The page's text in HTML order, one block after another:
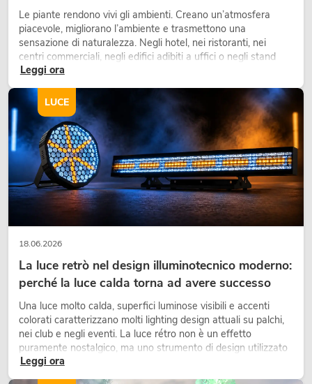
Le piante rendono vivi gli ambienti. Creano un’atmosfera
piacevole, migliorano l’ambiente e trasmettono una
sensazione di naturalezza. Negli hotel, nei ristoranti, nei
centri commerciali, negli edifici adibiti a uffici o negli stand
fieristici, una vegetazione di alta qualità è ormai parte
integrante dei moderni progetti di arredamento.
Leggi ora
18.06.2026
La luce retrò nel design illuminotecnico moderno:
perché la luce calda torna ad avere successo
Una luce molto calda, superfici luminose visibili e accenti
colorati caratterizzano molti lighting design attuali su palchi,
nei club e negli eventi. La luce rétro non è un effetto
puramente nostalgico, ma uno strumento di design utilizzato
in modo consapevole: crea atmosfera, dona carattere alle
scene e può rendere più emozionali i setup LED tecnici.
Leggi ora
LUCE